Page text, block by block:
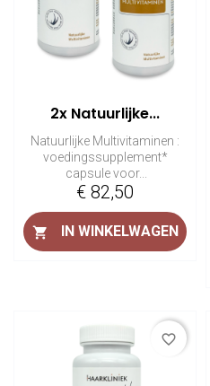
2x Natuurlijke...
Natuurlijke Multivitaminen :
voedingssupplement*
capsule voor...
Prijs
€ 82,50
 IN WINKELWAGEN
favorite_border